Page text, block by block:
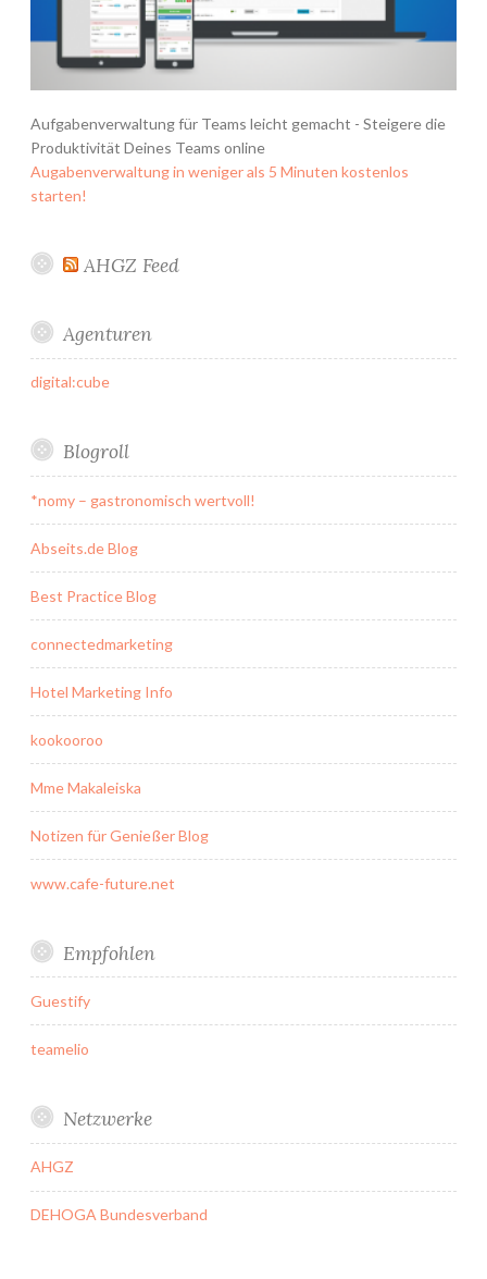
Aufgabenverwaltung für Teams leicht gemacht - Steigere die
Produktivität Deines Teams online
Augabenverwaltung in weniger als 5 Minuten kostenlos
starten!
AHGZ Feed
Agenturen
digital:cube
Blogroll
*nomy – gastronomisch wertvoll!
Abseits.de Blog
Best Practice Blog
connectedmarketing
Hotel Marketing Info
kookooroo
Mme Makaleiska
Notizen für Genießer Blog
www.cafe-future.net
Empfohlen
Guestify
teamelio
Netzwerke
AHGZ
DEHOGA Bundesverband